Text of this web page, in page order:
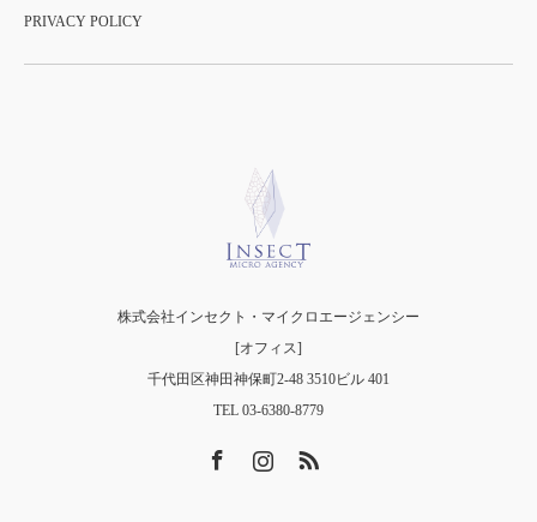
PRIVACY POLICY
株式会社インセクト・マイクロエージェンシー
[オフィス]
千代田区神田神保町2-48 3510ビル 401
TEL 03-6380-8779